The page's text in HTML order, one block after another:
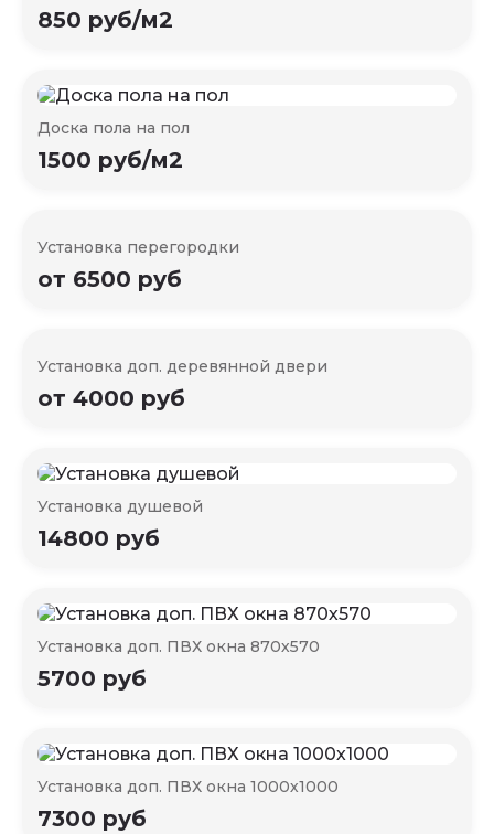
850 руб/м2
Доска пола на пол
1500 руб/м2
Установка перегородки
от 6500 руб
Установка доп. деревянной двери
от 4000 руб
Установка душевой
14800 руб
Установка доп. ПВХ окна 870х570
5700 руб
Установка доп. ПВХ окна 1000х1000
7300 руб